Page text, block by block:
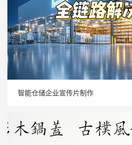
智能仓储企业宣传片制作
智能仓储企业宣传片制作